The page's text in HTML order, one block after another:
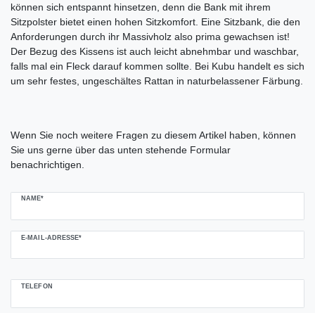
können sich entspannt hinsetzen, denn die Bank mit ihrem
Sitzpolster bietet einen hohen Sitzkomfort. Eine Sitzbank, die den
Anforderungen durch ihr Massivholz also prima gewachsen ist!
Der Bezug des Kissens ist auch leicht abnehmbar und waschbar,
falls mal ein Fleck darauf kommen sollte. Bei Kubu handelt es sich
um sehr festes, ungeschältes Rattan in naturbelassener Färbung.
Wenn Sie noch weitere Fragen zu diesem Artikel haben, können
Sie uns gerne über das unten stehende Formular
benachrichtigen.
NAME*
E-MAIL-ADRESSE*
TELEFON